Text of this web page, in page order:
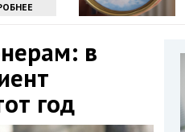
в
год